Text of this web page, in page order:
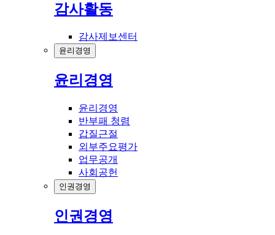
감사활동
감사제보센터
윤리경영
윤리경영
윤리경영
반부패 청렴
갑질근절
외부주요평가
업무공개
사회공헌
인권경영
인권경영